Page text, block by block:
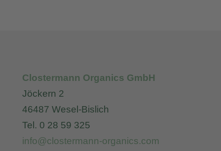
Clostermann Organics GmbH
Jöckern 2
46487 Wesel-Bislich
Tel. 0 28 59 325
info@clostermann-organics.com